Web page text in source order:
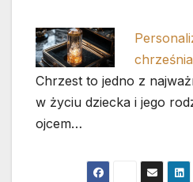
Chrzest to jedno z
w życiu dziecka i jego
ojcem…